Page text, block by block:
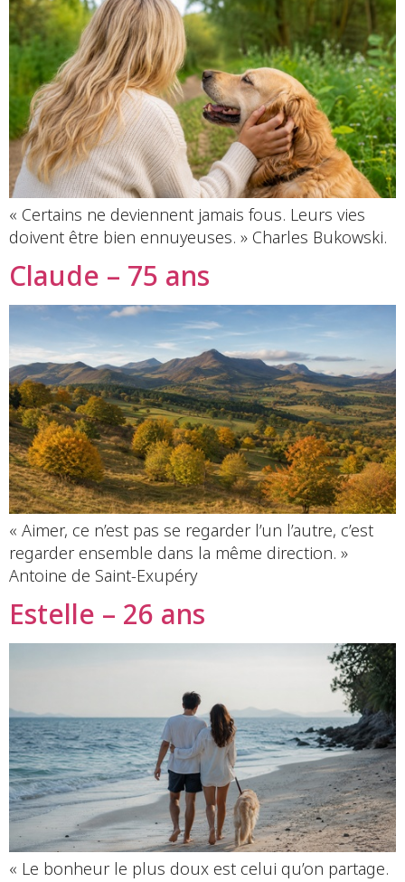
« Certains ne deviennent jamais fous. Leurs vies
doivent être bien ennuyeuses. » Charles Bukowski.
Claude – 75 ans
« Aimer, ce n’est pas se regarder l’un l’autre, c’est
regarder ensemble dans la même direction. »
Antoine de Saint-Exupéry
Estelle – 26 ans
« Le bonheur le plus doux est celui qu’on partage.